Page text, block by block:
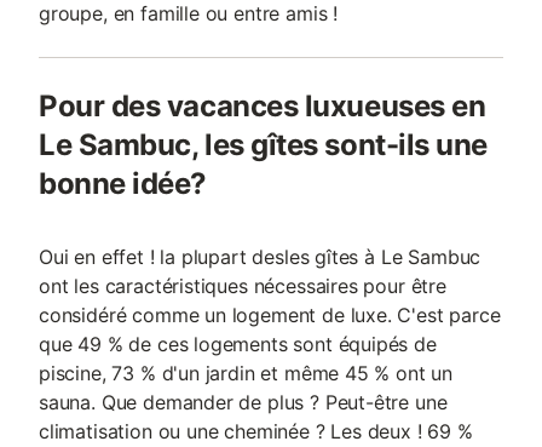
groupe, en famille ou entre amis !
Pour des vacances luxueuses en
Le Sambuc, les gîtes sont-ils une
bonne idée?
Oui en effet ! la plupart desles gîtes à Le Sambuc
ont les caractéristiques nécessaires pour être
considéré comme un logement de luxe. C'est parce
que 49 % de ces logements sont équipés de
piscine, 73 % d'un jardin et même 45 % ont un
sauna. Que demander de plus ? Peut-être une
climatisation ou une cheminée ? Les deux ! 69 %